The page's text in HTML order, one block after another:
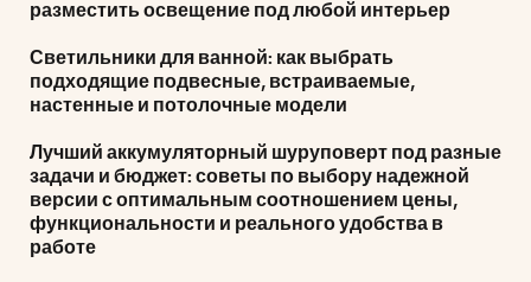
разместить освещение под любой интерьер
Светильники для ванной: как выбрать
подходящие подвесные, встраиваемые,
настенные и потолочные модели
Лучший аккумуляторный шуруповерт под разные
задачи и бюджет: советы по выбору надежной
версии с оптимальным соотношением цены,
функциональности и реального удобства в
работе